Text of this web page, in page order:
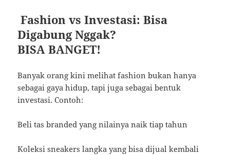
Fashion vs Investasi: Bisa
Digabung Nggak?
BISA BANGET!
Banyak orang kini melihat fashion bukan hanya
sebagai gaya hidup, tapi juga sebagai bentuk
investasi. Contoh:
Beli tas branded yang nilainya naik tiap tahun
Koleksi sneakers langka yang bisa dijual kembali